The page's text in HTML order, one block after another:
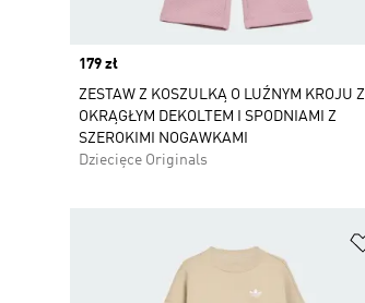
Price
179 zł
ZESTAW Z KOSZULKĄ O LUŹNYM KROJU Z
OKRĄGŁYM DEKOLTEM I SPODNIAMI Z
SZEROKIMI NOGAWKAMI
Dziecięce Originals